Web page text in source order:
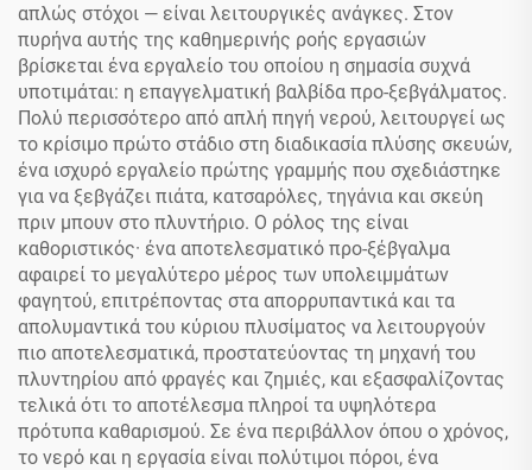
απλώς στόχοι — είναι λειτουργικές ανάγκες. Στον
πυρήνα αυτής της καθημερινής ροής εργασιών
βρίσκεται ένα εργαλείο του οποίου η σημασία συχνά
υποτιμάται: η επαγγελματική βαλβίδα προ-ξεβγάλματος.
Πολύ περισσότερο από απλή πηγή νερού, λειτουργεί ως
το κρίσιμο πρώτο στάδιο στη διαδικασία πλύσης σκευών,
ένα ισχυρό εργαλείο πρώτης γραμμής που σχεδιάστηκε
για να ξεβγάζει πιάτα, κατσαρόλες, τηγάνια και σκεύη
πριν μπουν στο πλυντήριο. Ο ρόλος της είναι
καθοριστικός· ένα αποτελεσματικό προ-ξέβγαλμα
αφαιρεί το μεγαλύτερο μέρος των υπολειμμάτων
φαγητού, επιτρέποντας στα απορρυπαντικά και τα
απολυμαντικά του κύριου πλυσίματος να λειτουργούν
πιο αποτελεσματικά, προστατεύοντας τη μηχανή του
πλυντηρίου από φραγές και ζημιές, και εξασφαλίζοντας
τελικά ότι το αποτέλεσμα πληροί τα υψηλότερα
πρότυπα καθαρισμού. Σε ένα περιβάλλον όπου ο χρόνος,
το νερό και η εργασία είναι πολύτιμοι πόροι, ένα